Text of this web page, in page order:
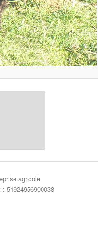
agricole
: 51924956900038